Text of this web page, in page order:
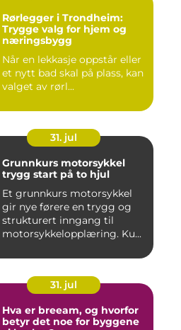
Rørlegger i Trondheim:
Trygge valg for hjem og
næringsbygg
Når en lekkasje oppstår eller
et nytt bad skal på plass, kan
valget av rørl...
31. jul
Grunnkurs motorsykkel
trygg start på to hjul
Et grunnkurs motorsykkel
gir nye førere en trygg og
strukturert inngang til
motorsykkelopplæring. Ku...
31. jul
Hva er breeam, og hvorfor
betyr det noe for byggene